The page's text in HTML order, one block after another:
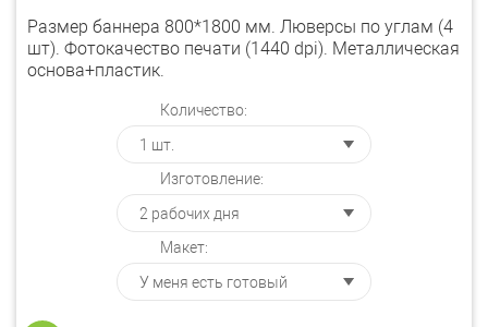
Размер баннера 800*1800 мм. Люверсы по углам (4
шт). Фотокачество печати (1440 dpi). Металлическая
основа+пластик.
Количество:
Изготовление:
Макет: